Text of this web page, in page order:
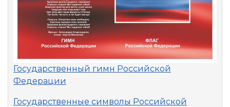
Государственный гимн Российской
Федерации
Государственные символы Российской